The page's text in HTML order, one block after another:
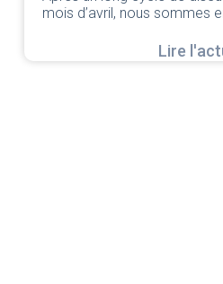
d’avril, nous sommes enfin
Lire l'actu